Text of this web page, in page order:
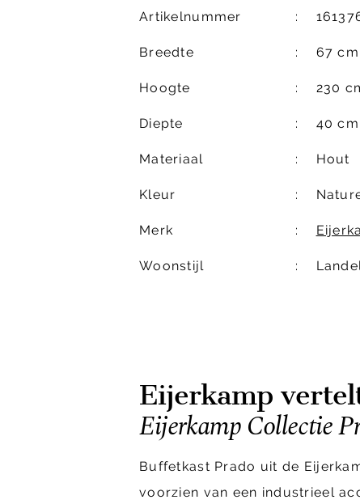
Artikelnummer
Breedte 67 cm
Hoogte 230
Diepte 40 cm
Materiaal Hout
Kleur
Merk
Woonstijl
Eijerkamp
Eijerkamp Collectie
Buffetkast Prado uit de
voorzien van een industrieel